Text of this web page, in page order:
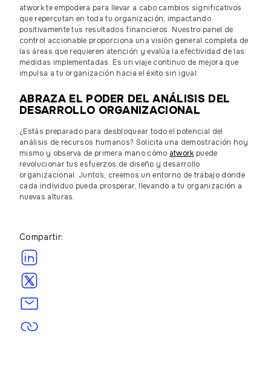
atwork te empodera para llevar a cabo cambios significativos
que repercutan en toda tu organización, impactando
positivamente tus resultados financieros. Nuestro panel de
control accionable proporciona una visión general completa de
las áreas que requieren atención y evalúa la efectividad de las
medidas implementadas. Es un viaje continuo de mejora que
impulsa a tu organización hacia el éxito sin igual.
ABRAZA EL PODER DEL ANÁLISIS DEL
DESARROLLO ORGANIZACIONAL
¿Estás preparado para desbloquear todo el potencial del
análisis de recursos humanos? Solicita una demostración hoy
mismo y observa de primera mano cómo atwork puede
revolucionar tus esfuerzos de diseño y desarrollo
organizacional. Juntos, creemos un entorno de trabajo donde
cada individuo pueda prosperar, llevando a tu organización a
nuevas alturas.
Compartir: